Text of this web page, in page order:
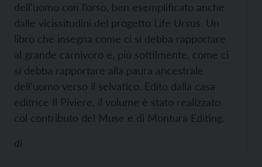
dell’uomo con l’orso, ben esemplificato anche
dalle vicissitudini del progetto Life Ursus. Un
libro che insegna come ci si debba rapportare
al grande carnivoro e, più sottilmente, come ci
si debba rapportare alla paura ancestrale
dell’uomo verso il selvatico. Edito dalla casa
editrice Il Piviere, il volume è stato realizzato
col contributo del Muse e di Montura Editing.
di